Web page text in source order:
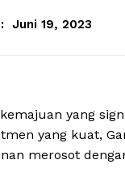
Juni 19, 2023
yang
yang kuat,
merosot